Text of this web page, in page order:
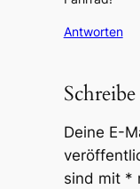
Antworten
Deine E-
sind mit *